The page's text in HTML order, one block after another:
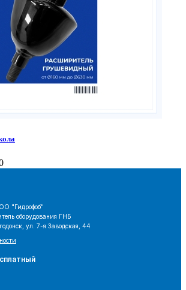
"Гидрофоб"
оборудования ГНБ
ул. 7-я Заводская, 44